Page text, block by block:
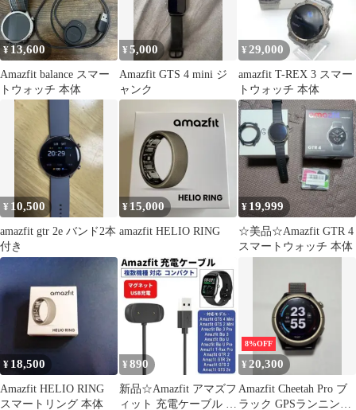
¥13,600
Amazfit balance スマー
トウォッチ 本体
¥5,000
Amazfit GTS 4 mini ジ
ャンク
¥29,000
amazfit T-REX 3 スマー
トウォッチ 本体
¥ 10,500
amazfit gtr 2e バンド2本
付き
¥15,000
amazfit HELIO RING
¥ 19,999
☆美品☆Amazfit GTR 4
スマートウォッチ 本体
¥ 18,500
Amazfit HELIO RING
スマートリング 本体
¥ 890
新品☆Amazfit アマズフ
ィット 充電ケーブル 長
8%OFF
¥ 20,300
Amazfit Cheetah Pro ブ
ラック GPSランニング